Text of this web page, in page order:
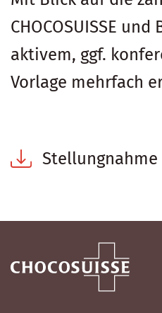
CHOCOSUISSE
aktivem, ggf.
Vorlage mehrfach
Stellungnahme